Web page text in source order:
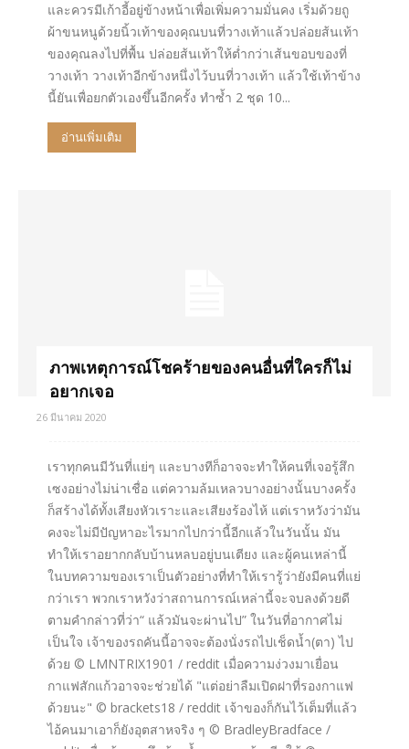
และควรมีเก้าอี้อยู่ข้างหน้าเพื่อเพิ่มความมั่นคง เริ่มด้วยถู
ผ้าขนหนูด้วยนิ้วเท้าของคุณบนที่วางเท้าแล้วปล่อยส้นเท้า
ของคุณลงไปที่พื้น ปล่อยส้นเท้าให้ต่ำกว่าเส้นขอบของที่
วางเท้า วางเท้าอีกข้างหนึ่งไว้บนที่วางเท้า​ แล้วใช้เท้าข้าง
นี้ยันเพื่อยกตัวเองขึ้นอีกครั้ง ทำซ้ำ 2 ชุด 10...
อ่านเพิ่มเติม
ภาพเหตุการณ์โชคร้ายของคนอื่นที่ใครก็ไม่
อยากเจอ
26 มีนาคม 2020
เราทุกคนมีวันที่แย่ๆ และบางทีก็อาจจะทำให้คนที่เจอรู้สึก
เซงอย่างไม่น่าเชื่อ แต่ความล้มเหลวบางอย่างนั้นบางครั้ง
ก็สร้างได้ทั้งเสียงหัวเราะและเสียงร้องไห้ แต่เราหวังว่ามัน
คงจะไม่มีปัญหาอะไรมากไปกว่านี้อีกแล้วในวันนั้น มัน
ทำให้เราอยากกลับบ้านหลบอยู่บนเตียง และผู้คนเหล่านี้
ในบทความของเราเป็นตัวอย่างที่ทำให้เรารู้ว่ายังมีคนที่แย่
กว่าเรา พวกเราหวังว่าสถานการณ์เหล่านี้จะจบลงด้วยดี
ตามคำกล่าวที่ว่า“ แล้วมันจะผ่านไป” ในวันที่อากาศไม่
เป็นใจ เจ้าของรถคันนี้อาจจะต้องนั่งรถไปเช็ดน้ำ(ตา) ไป
ด้วย © LMNTRIX1901 / reddit เมื่อความง่วงมาเยื่อน
กาแฟสักแก้วอาจจะช่วยได้ "แต่อย่าลืมเปิดฝาที่รองกาแฟ
ด้วยนะ" © brackets18 / reddit เจ้าของก็กันไว้เต็มที่แล้ว
ไอ้คนมาเอาก็ยังอุตสาหจริง ๆ © BradleyBradface /